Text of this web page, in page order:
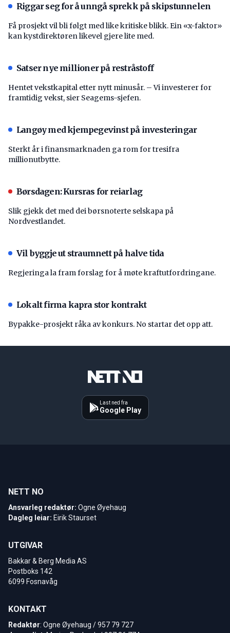
Riggar seg for å unngå sprekk på skipstunnelen
Få prosjekt vil bli følgt med like kritiske blikk. Ein «x-faktor»
kan kystdirektøren likevel gjere lite med.
Satser nye millioner på restråstoff
Hentet vekstkapital etter nytt minusår. – Vi investerer for
framtidig vekst, sier Seagems-sjefen.
Langøy med kjempegevinst på investeringar
Sterkt år i finansmarknaden ga rom for tresifra
millionutbytte.
Børsdagen: Kursras for reiarlag
Slik gjekk det med dei børsnoterte selskapa på
Nordvestlandet.
Vil byggje ut straumnett på halve tida
Regjeringa la fram forslag for å møte kraftutfordringane.
Lokalt firma kapra stor kontrakt
Bypakke-prosjekt råka av konkurs. No startar det opp att.
Last ned fra
Google Play
NETT NO
Ansvarleg redaktør: Ogne Øyehaug
Dagleg leiar: Eirik Staurset
UTGIVAR
Bakkar & Berg Media AS
Postboks 142
6099 Fosnavåg
KONTAKT
Redaktør: Ogne Øyehaug / 957 79 727